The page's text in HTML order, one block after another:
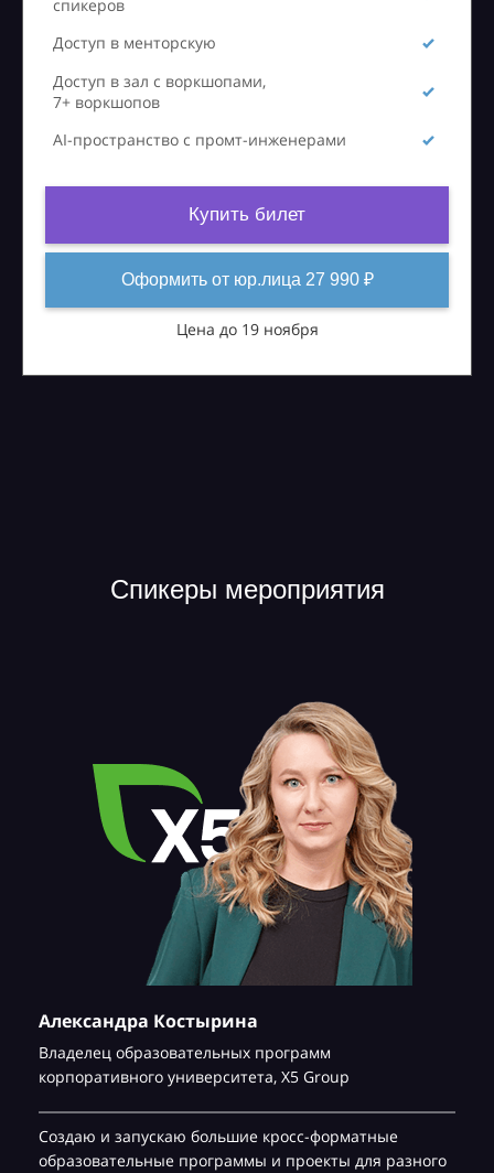
спикеров
Доступ в менторскую
Доступ в зал с воркшопами,
7+ воркшопов
AI-пространство с промт-инженерами
Купить билет
Оформить от юр.лица 27 990 ₽
Цена до 19 ноября
Спикеры мероприятия
Александра Костырина
Владелец образовательных программ
корпоративного университета, Х5 Group
Создаю и запускаю большие кросс-форматные
образовательные программы и проекты для разного